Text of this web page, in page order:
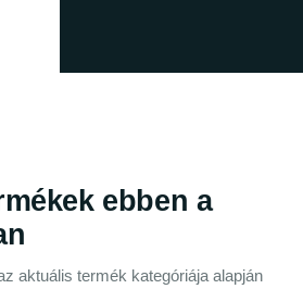
ebben a
aktuális termék kategóriája alapján